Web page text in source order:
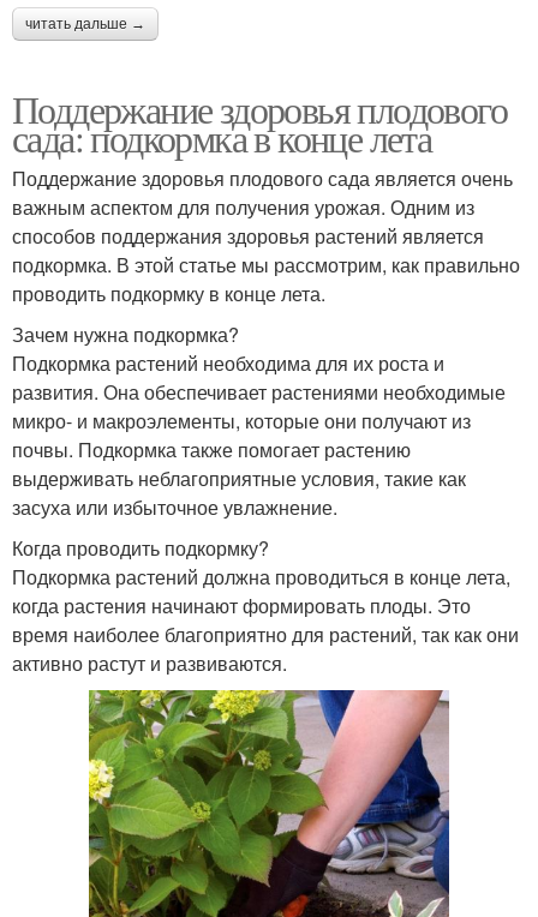
читать дальше →
Поддержание здоровья плодового
сада: подкормка в конце лета
Поддержание здоровья плодового сада является очень
важным аспектом для получения урожая. Одним из
способов поддержания здоровья растений является
подкормка. В этой статье мы рассмотрим, как правильно
проводить подкормку в конце лета.
Зачем нужна подкормка?
Подкормка растений необходима для их роста и
развития. Она обеспечивает растениями необходимые
микро- и макроэлементы, которые они получают из
почвы. Подкормка также помогает растению
выдерживать неблагоприятные условия, такие как
засуха или избыточное увлажнение.
Когда проводить подкормку?
Подкормка растений должна проводиться в конце лета,
когда растения начинают формировать плоды. Это
время наиболее благоприятно для растений, так как они
активно растут и развиваются.